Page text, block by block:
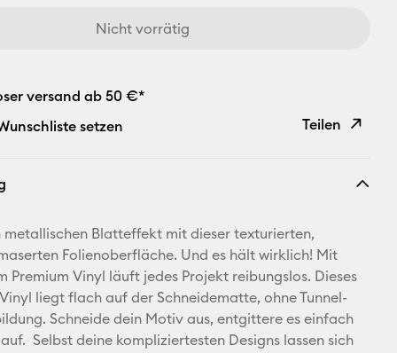
Nicht vorrätig
versand ab 50 €*
setzen
Teilen
E-Mail-
Adresse
Pinterest
Facebook
metallischen Blatteffekt mit dieser texturierten,
Folienoberfläche. Und es hält wirklich! Mit
Premium Vinyl läuft jedes Projekt reibungslos. Dieses
liegt flach auf der Schneidematte, ohne Tunnel-
Schneide dein Motiv aus, entgittere es einfach
Selbst deine kompliziertesten Designs lassen sich